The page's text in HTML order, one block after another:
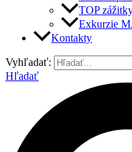
TOP
Exkurzie
Kontakty
Vyhľadať:
Hľadať